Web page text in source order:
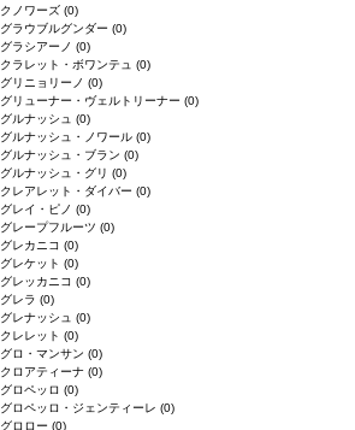
クノワーズ (0)
グラウブルグンダー (0)
グラシアーノ (0)
クラレット・ボワンテュ (0)
グリニョリーノ (0)
グリューナー・ヴェルトリーナー (0)
グルナッシュ (0)
グルナッシュ・ノワール (0)
グルナッシュ・ブラン (0)
グルナッシュ・グリ (0)
クレアレット・ダイバー (0)
グレイ・ピノ (0)
グレープフルーツ (0)
グレカニコ (0)
グレケット (0)
グレッカニコ (0)
グレラ (0)
グレナッシュ (0)
クレレット (0)
グロ・マンサン (0)
クロアティーナ (0)
グロペッロ (0)
グロペッロ・ジェンティーレ (0)
グロロー (0)